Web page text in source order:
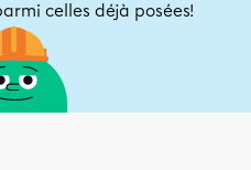
celles déjà posées!